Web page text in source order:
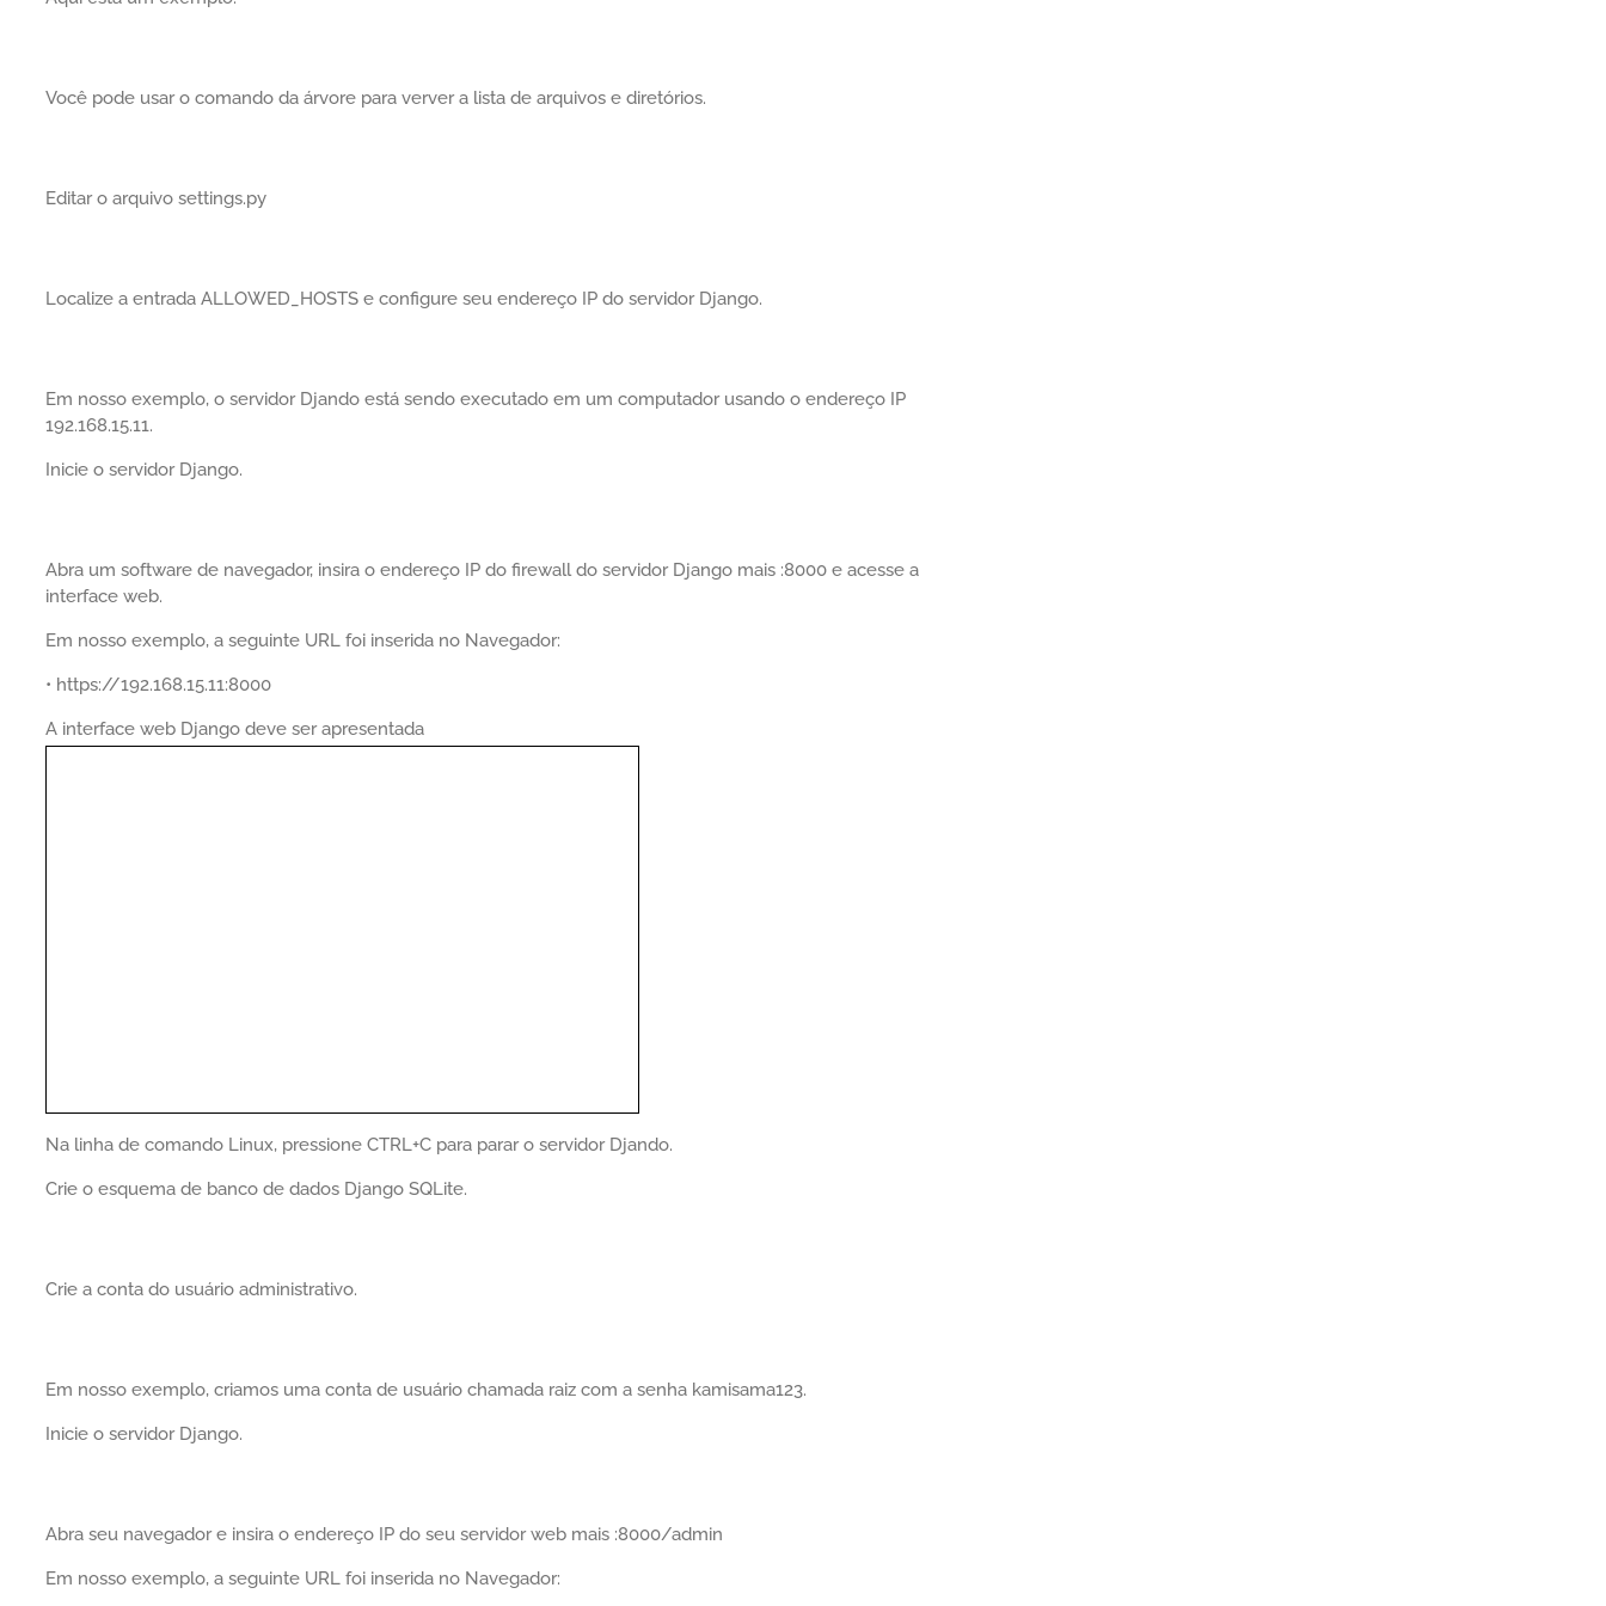
Você pode usar o comando da árvore para verver a lista de arquivos e diretórios.
Editar o arquivo settings.py
Localize a entrada ALLOWED_HOSTS e configure seu endereço IP do servidor Django.
Em nosso exemplo, o servidor Djando está sendo executado em um computador usando o endereço IP
192.168.15.11.
Inicie o servidor Django.
Abra um software de navegador, insira o endereço IP do firewall do servidor Django mais :8000 e acesse a
interface web.
Em nosso exemplo, a seguinte URL foi inserida no Navegador:
• https://192.168.15.11:8000
A interface web Django deve ser apresentada
Na linha de comando Linux, pressione CTRL+C para parar o servidor Djando.
Crie o esquema de banco de dados Django SQLite.
Crie a conta do usuário administrativo.
Em nosso exemplo, criamos uma conta de usuário chamada raiz com a senha kamisama123.
Inicie o servidor Django.
Abra seu navegador e insira o endereço IP do seu servidor web mais :8000/admin
Em nosso exemplo, a seguinte URL foi inserida no Navegador: